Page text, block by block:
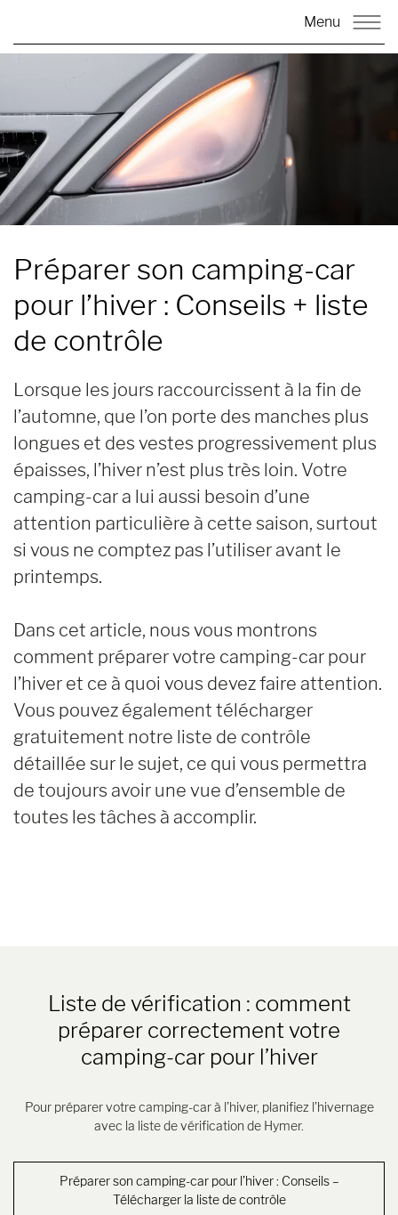
Menu
Préparer son camping-car
pour l’hiver : Conseils + liste
de contrôle
Lorsque les jours raccourcissent à la fin de
l’automne, que l’on porte des manches plus
longues et des vestes progressivement plus
épaisses, l’hiver n’est plus très loin. Votre
camping-car a lui aussi besoin d’une
attention particulière à cette saison, surtout
si vous ne comptez pas l’utiliser avant le
printemps.
Dans cet article, nous vous montrons
comment préparer votre camping-car pour
l’hiver et ce à quoi vous devez faire attention.
Vous pouvez également télécharger
gratuitement notre liste de contrôle
détaillée sur le sujet, ce qui vous permettra
de toujours avoir une vue d’ensemble de
toutes les tâches à accomplir.
Liste de vérification : comment
préparer correctement votre
camping-car pour l’hiver
Pour préparer votre camping-car à l’hiver, planifiez l’hivernage
avec la liste de vérification de Hymer.
Préparer son camping-car pour l’hiver : Conseils –
Télécharger la liste de contrôle